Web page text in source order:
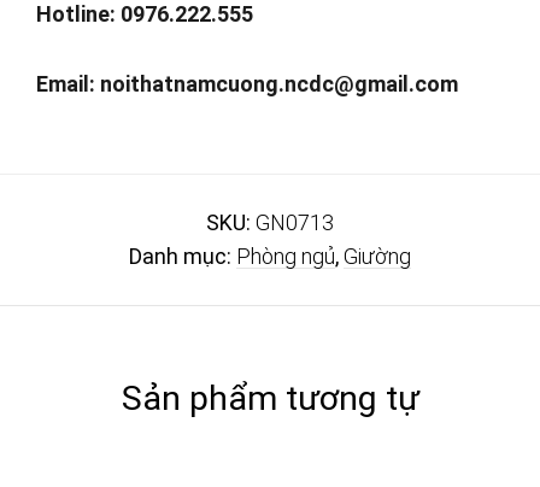
Hotline: 0976.222.555
Email: noithatnamcuong.ncdc@gmail.com
SKU: GN0713
Danh mục: Phòng ngủ,Giường
Sản phẩm tương tự